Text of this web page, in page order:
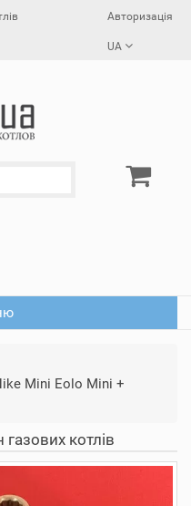
Авторизація
UA
Mini Eolo Mini +
газових котлів